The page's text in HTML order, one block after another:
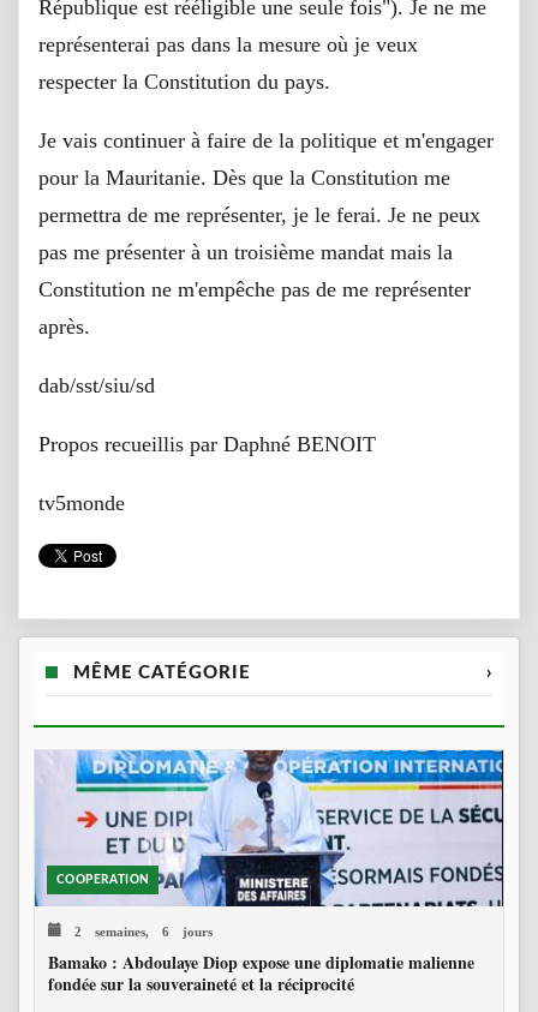
République est rééligible une seule fois"). Je ne me
représenterai pas dans la mesure où je veux
respecter la Constitution du pays.
Je vais continuer à faire de la politique et m'engager
pour la Mauritanie. Dès que la Constitution me
permettra de me représenter, je le ferai. Je ne peux
pas me présenter à un troisième mandat mais la
Constitution ne m'empêche pas de me représenter
après.
dab/sst/siu/sd
Propos recueillis par Daphné BENOIT
tv5monde
MÊME CATÉGORIE ›
COOPERATION
2 semaines, 6 jours
Bamako : Abdoulaye Diop expose une diplomatie malienne
fondée sur la souveraineté et la réciprocité